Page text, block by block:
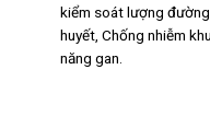
kiểm soát lượng
huyết, Chống nhiễm
năng gan.